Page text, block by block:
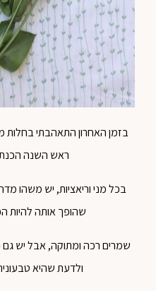
בזמן האחרון התאהבתי בחלות
ראש השנה
בכל מני וריאציות, יש משהו
שהופך אותה להיות
שמרים רכה ומתוקה, אבל יש
ולדעת שהיא